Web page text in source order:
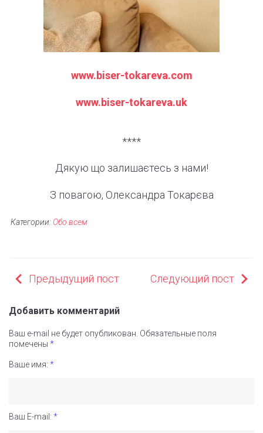
www.biser-tokareva.com
www.biser-tokareva.uk
****
Дякую що залишаєтесь з нами!
З повагою, Олександра Токарєва
Категории: Обо всем
НАВИГАЦИЯ
ЗАПИСЯМ
Предыдущий пост Следующий пост
Добавить комментарий
Ваш e-mail не будет опубликован. Обязательные поля
помечены *
Ваше имя: *
Ваш E-mail: *